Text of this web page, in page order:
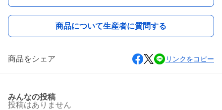
商品について生産者に質問する
商品をシェア リンクをコピー
みんなの投稿
投稿はありません